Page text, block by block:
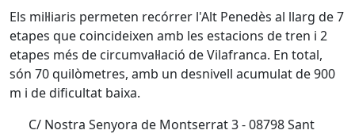
Els mil·liaris permeten recórrer l'Alt Penedès al llarg de 7
etapes que coincideixen amb les estacions de tren i 2
etapes més de circumval·lació de Vilafranca. En total,
són 70 quilòmetres, amb un desnivell acumulat de 900
m i de dificultat baixa.
C/ Nostra Senyora de Montserrat 3 - 08798 Sant